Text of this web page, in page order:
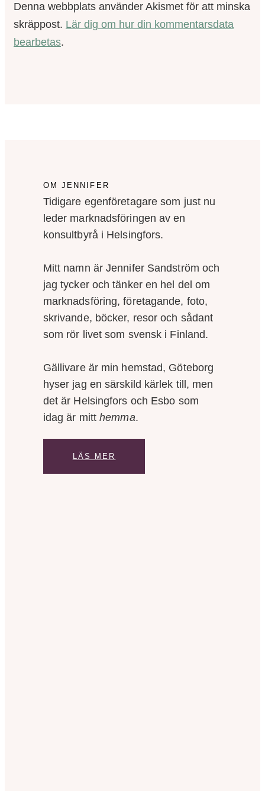
Denna webbplats använder Akismet för att minska
skräppost. Lär dig om hur din kommentarsdata
bearbetas.
OM JENNIFER
Tidigare egenföretagare som just nu
leder marknadsföringen av en
konsultbyrå i Helsingfors.
Mitt namn är Jennifer Sandström och
jag tycker och tänker en hel del om
marknadsföring, företagande, foto,
skrivande, böcker, resor och sådant
som rör livet som svensk i Finland.
Gällivare är min hemstad, Göteborg
hyser jag en särskild kärlek till, men
det är Helsingfors och Esbo som
idag är mitthemma.
LÄS MER